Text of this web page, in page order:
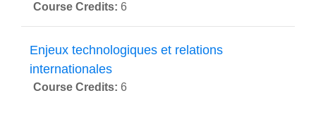
Course Credits: 6
Enjeux technologiques et relations
internationales
Course Credits: 6